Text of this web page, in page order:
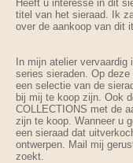
Heeft u interesse in dit
titel van het sieraad. Ik
over de aankoop van dit
In mijn atelier
series sieraden. Op
een selectie van de
bij mij te koop zijn. Ook
COLLECTIONS met de
zijn te koop. Wanneer u
een sieraad dat
ontwerpen. Mail mij
zoekt.